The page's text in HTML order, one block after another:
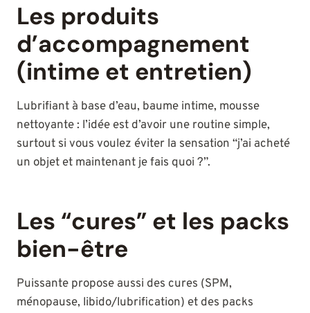
Les produits
d’accompagnement
(intime et entretien)
Lubrifiant à base d’eau, baume intime, mousse
nettoyante : l’idée est d’avoir une routine simple,
surtout si vous voulez éviter la sensation “j’ai acheté
un objet et maintenant je fais quoi ?”.
Les “cures” et les packs
bien-être
Puissante propose aussi des cures (SPM,
ménopause, libido/lubrification) et des packs